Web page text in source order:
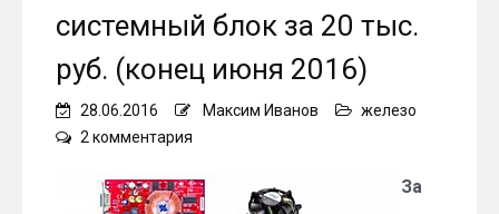
системный блок за 20 тыс.
руб. (конец июня 2016)
28.06.2016 Максим Иванов
железо
2 комментария
Собираем
дешевый
За